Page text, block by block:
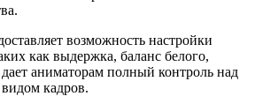
возможность настройки
как выдержка, баланс белого,
аниматорам полный контроль над
кадров.